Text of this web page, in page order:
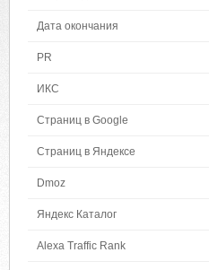
Дата окончания
PR
ИКС
Страниц в Google
Страниц в Яндексе
Dmoz
Яндекс Каталог
Alexa Traffic Rank